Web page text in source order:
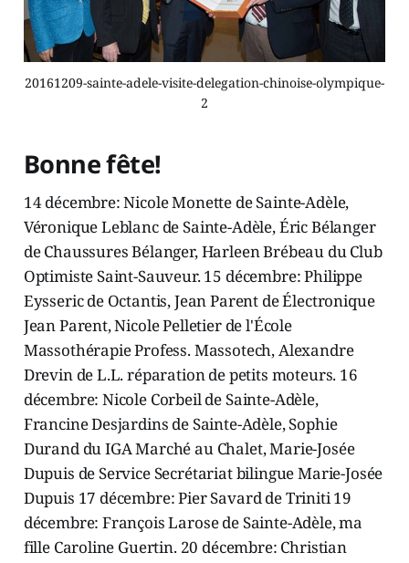
20161209-sainte-adele-visite-delegation-chinoise-olympique-
2
Bonne fête!
14 décembre: Nicole Monette de Sainte-Adèle,
Véronique Leblanc de Sainte-Adèle, Éric Bélanger
de Chaussures Bélanger, Harleen Brébeau du Club
Optimiste Saint-Sauveur. 15 décembre: Philippe
Eysseric de Octantis, Jean Parent de Électronique
Jean Parent, Nicole Pelletier de l'École
Massothérapie Profess. Massotech, Alexandre
Drevin de L.L. réparation de petits moteurs. 16
décembre: Nicole Corbeil de Sainte-Adèle,
Francine Desjardins de Sainte-Adèle, Sophie
Durand du IGA Marché au Chalet, Marie-Josée
Dupuis de Service Secrétariat bilingue Marie-Josée
Dupuis 17 décembre: Pier Savard de Triniti 19
décembre: François Larose de Sainte-Adèle, ma
fille Caroline Guertin. 20 décembre: Christian